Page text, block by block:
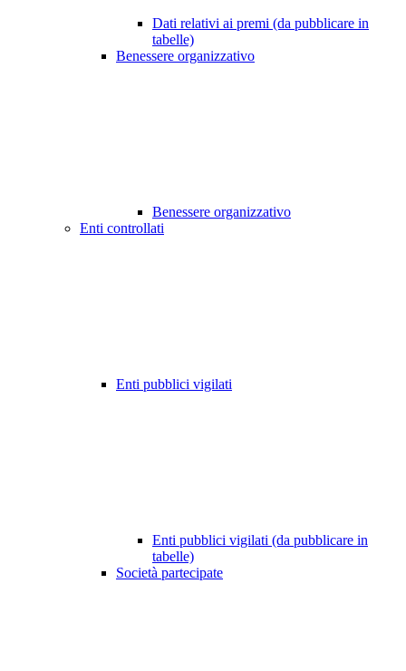
Dati relativi ai premi (da pubblicare in
tabelle)
Benessere organizzativo
Benessere organizzativo
Enti controllati
Enti pubblici vigilati
Enti pubblici vigilati (da pubblicare in
tabelle)
Società partecipate